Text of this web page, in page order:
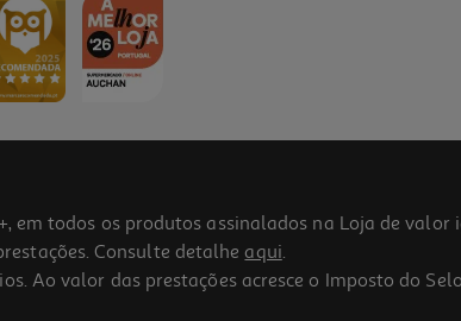
todos os produtos assinalados na Loja de valor
Consulte detalhe aqui.
Ao valor das prestações acresce o Imposto do